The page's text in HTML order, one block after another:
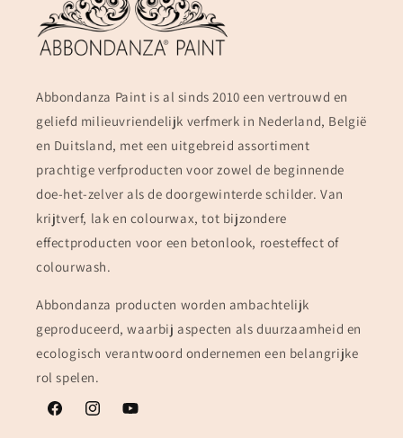
Abbondanza Paint is al sinds 2010 een vertrouwd en
geliefd milieuvriendelijk verfmerk in Nederland, België
en Duitsland, met een uitgebreid assortiment
prachtige verfproducten voor zowel de beginnende
doe-het-zelver als de doorgewinterde schilder. Van
krijtverf, lak en colourwax, tot bijzondere
effectproducten voor een betonlook, roesteffect of
colourwash.
Abbondanza producten worden ambachtelijk
geproduceerd, waarbij aspecten als duurzaamheid en
ecologisch verantwoord ondernemen een belangrijke
rol spelen.
FacebookInstagramYouTube